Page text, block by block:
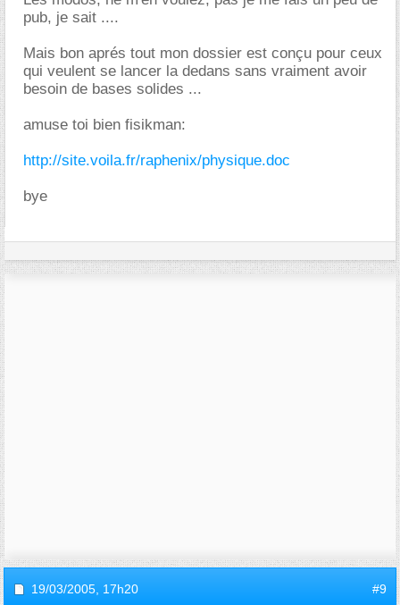
pub, je sait ....
Mais bon aprés tout mon dossier est conçu pour ceux
qui veulent se lancer la dedans sans vraiment avoir
besoin de bases solides ...
amuse toi bien fisikman:
http://site.voila.fr/raphenix/physique.doc
bye
19/03/2005, 17h20 #9